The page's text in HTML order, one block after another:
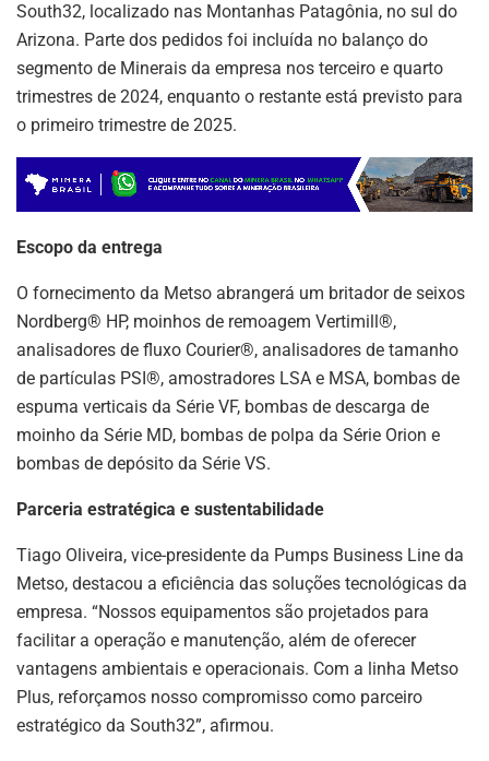
South32, localizado nas Montanhas Patagônia, no sul do
Arizona. Parte dos pedidos foi incluída no balanço do
segmento de Minerais da empresa nos terceiro e quarto
trimestres de 2024, enquanto o restante está previsto para
o primeiro trimestre de 2025.
Escopo da entrega
O fornecimento da Metso abrangerá um britador de seixos
Nordberg® HP, moinhos de remoagem Vertimill®,
analisadores de fluxo Courier®, analisadores de tamanho
de partículas PSI®, amostradores LSA e MSA, bombas de
espuma verticais da Série VF, bombas de descarga de
moinho da Série MD, bombas de polpa da Série Orion e
bombas de depósito da Série VS.
Parceria estratégica e sustentabilidade
Tiago Oliveira, vice-presidente da Pumps Business Line da
Metso, destacou a eficiência das soluções tecnológicas da
empresa. “Nossos equipamentos são projetados para
facilitar a operação e manutenção, além de oferecer
vantagens ambientais e operacionais. Com a linha Metso
Plus, reforçamos nosso compromisso como parceiro
estratégico da South32”, afirmou.